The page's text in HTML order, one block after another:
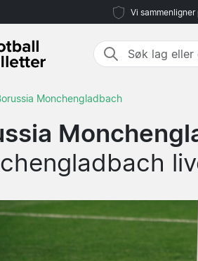
Vi
Monchengladbach